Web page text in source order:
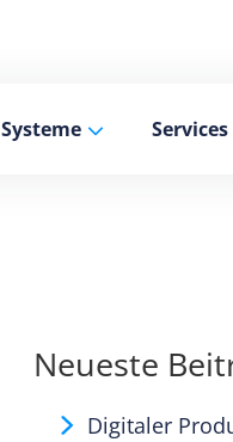
Systeme Services
Neueste
Digitaler